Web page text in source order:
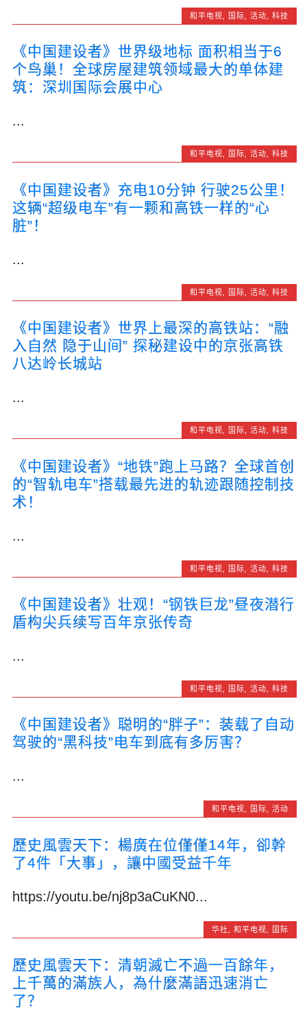
和平电视, 国际, 活动, 科技
《中国建设者》世界级地标 面积相当于6
个鸟巢！全球房屋建筑领域最大的单体建
筑：深圳国际会展中心
...
和平电视, 国际, 活动, 科技
《中国建设者》充电10分钟 行驶25公里！
这辆“超级电车”有一颗和高铁一样的“心
脏”！
...
和平电视, 国际, 活动, 科技
《中国建设者》世界上最深的高铁站：“融
入自然 隐于山间” 探秘建设中的京张高铁
八达岭长城站
...
和平电视, 国际, 活动, 科技
《中国建设者》“地铁”跑上马路？全球首创
的“智轨电车”搭载最先进的轨迹跟随控制技
术！
...
和平电视, 国际, 活动, 科技
《中国建设者》壮观！“钢铁巨龙”昼夜潜行
盾构尖兵续写百年京张传奇
...
和平电视, 国际, 活动, 科技
《中国建设者》聪明的“胖子”：装载了自动
驾驶的“黑科技”电车到底有多厉害？
...
和平电视, 国际, 活动
歷史風雲天下：楊廣在位僅僅14年，卻幹
了4件「大事」，讓中國受益千年
https://youtu.be/nj8p3aCuKN0...
华社, 和平电视, 国际
歷史風雲天下：清朝滅亡不過一百餘年，
上千萬的滿族人，為什麼滿語迅速消亡
了？